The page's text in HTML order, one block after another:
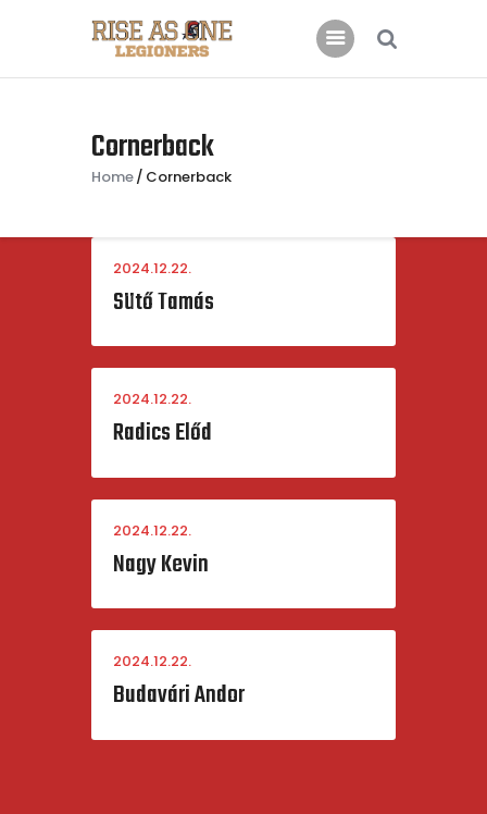
Cornerback
Home Cornerback
Főoldal
Rólunk
Kapcsolat
2024.12.22.
Sütő Tamás
2024.12.22.
Radics Előd
2024.12.22.
Nagy Kevin
2024.12.22.
Budavári Andor